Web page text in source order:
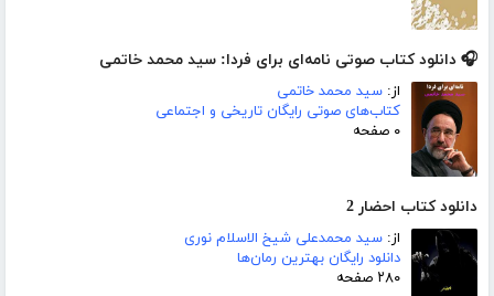
🎧 دانلود کتاب صوتی نامه‌‍‌‌ای برای فردا: سید محمد خاتمی
از: سید محمد خاتمی
کتاب‌های صوتی رایگان تاریخی و اجتماعی
۰ صفحه
دانلود کتاب احضار 2
از: سید محمدعلی شیخ الاسلام نوری
دانلود رایگان بهترین رمان‌ها
۲۸۰ صفحه